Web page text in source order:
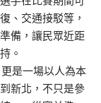
、交通接駁等，
備，讓民眾近距
。
是一場以人為本
新北，不只是參